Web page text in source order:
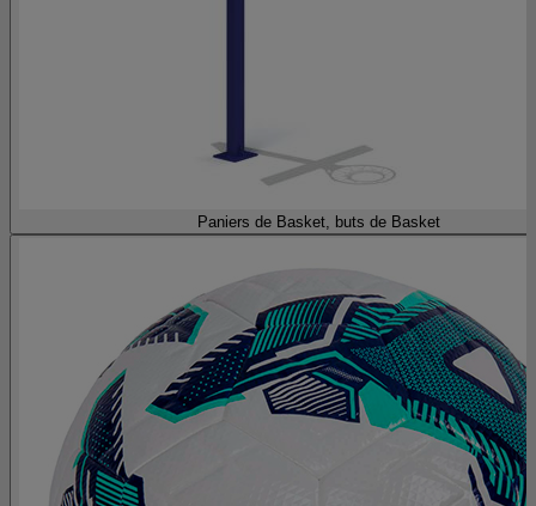
Paniers de Basket, buts de Basket